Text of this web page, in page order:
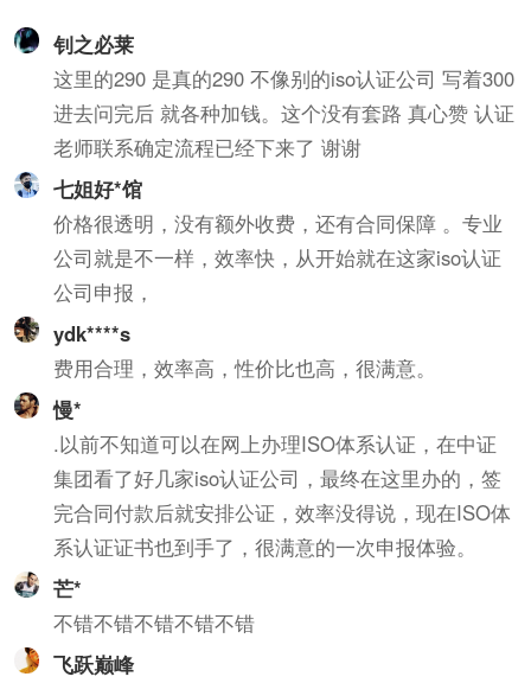
政部门对检测机构的检测
能力及可靠性进行的一种
全面的认证及评价。这种
认证对象是所有对社会出
具公正数据的产品质量监
督检验机构及其它各类实
验室；如各种产品质量监
督检验站、环境检测站、
疾病预防控制中心等等。
权示范企业认定的重要参
考条件，及早通过贯标认
证，将有利于企业享受有
关的国家政策，加快企业
钊之必莱
这里的290 是真的290 不像别的iso认证公司 写着300
进去问完后 就各种加钱。这个没有套路 真心赞 认证
老师联系确定流程已经下来了 谢谢
七姐好*馆
价格很透明，没有额外收费，还有合同保障 。专业
公司就是不一样，效率快，从开始就在这家iso认证
公司申报，
ydk****s
费用合理，效率高，性价比也高，很满意。
慢*
.以前不知道可以在网上办理ISO体系认证，在中证
集团看了好几家iso认证公司，最终在这里办的，签
完合同付款后就安排公证，效率没得说，现在ISO体
系认证证书也到手了，很满意的一次申报体验。
芒*
不错不错不错不错不错
飞跃巅峰